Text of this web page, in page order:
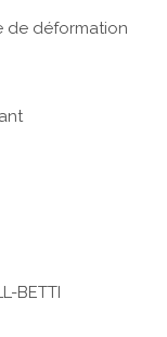
de déformation
BETTI